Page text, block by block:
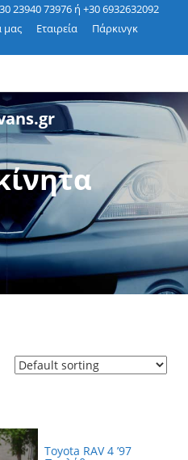
23940 73976 ή +30 6932632092
μας Εταιρεία
Πάρκινγκ
Toyota RAV 4 ’97